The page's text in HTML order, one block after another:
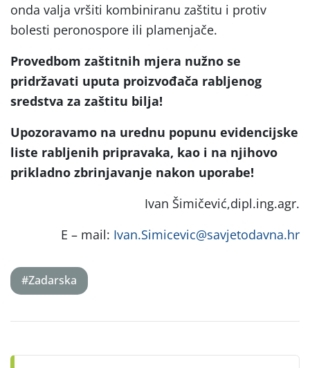
onda valja vršiti kombiniranu zaštitu i protiv
bolesti peronospore ili plamenjače.
Provedbom zaštitnih mjera nužno se
pridržavati uputa proizvođača rabljenog
sredstva za zaštitu bilja!
Upozoravamo na urednu popunu evidencijske
liste rabljenih pripravaka, kao i na njihovo
prikladno zbrinjavanje nakon uporabe!
Ivan Šimičević,dipl.ing.agr.
E – mail: Ivan.Simicevic@savjetodavna.hr
#Zadarska
navigation